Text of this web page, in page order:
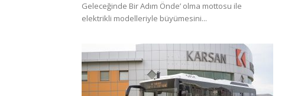
Geleceğinde Bir Adım Önde’ olma mottosu ile
elektrikli modelleriyle büyümesini...